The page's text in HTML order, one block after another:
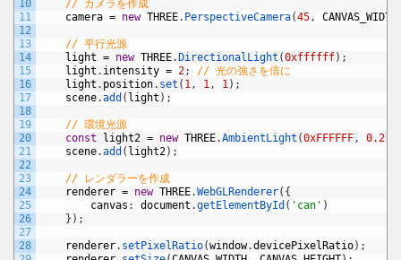
10
11
12
13
14
15
16
17
18
19
20
21
22
23
24
25
26
27
28
// カメラを作成
camera = new THREE. PerspectiveCamera(45, CANVAS_WIDTH
// 平行光源
light = new THREE. DirectionalLight (0xffffff) ;
light . intensity = 2;
// 光の強さを倍に
light . position. set ( 1, 1, 1) ;
scene.add ( light ) ;
// 環境光源
const
light2 = new THREE.AmbientLight (0xFFFFFF, 0.2
scene.add ( light2) ;
// レンダラーを作成
renderer = new THREE.WebGLRenderer( {
canvas : document .getElementById ( 'can' )
} ) ;
renderer. setPixelRatio(window.devicePixelRatio) ;